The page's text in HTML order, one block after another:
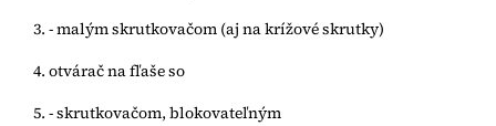
3. - malým skrutkovačom (aj na krížové skrutky)
4. otvárač na fľaše so
5. - skrutkovačom, blokovateľným